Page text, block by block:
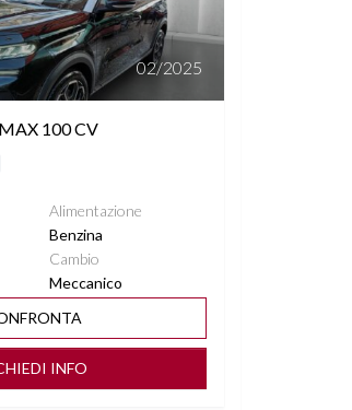
02/2025
100 CV
Alimentazione
Benzina
Cambio
Meccanico
INFO